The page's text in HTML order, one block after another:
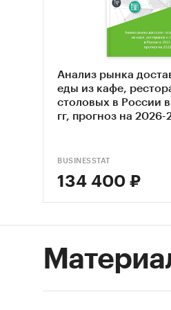
Анализ рынка
еды из кафе,
столовых в России
гг, прогноз на 2026-
BUSINESSTAT
134 400 ₽